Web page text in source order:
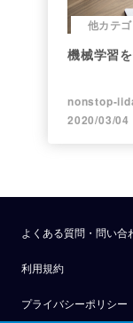
他カテゴ
機械学習
nonstop-
2020/03/04
よくある質問・問い合
利用規約
プライバシーポリシー